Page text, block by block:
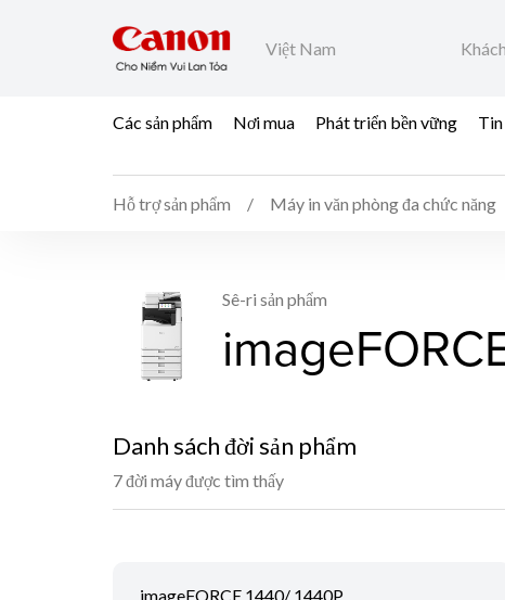
Việt Nam
Các sản phẩm Nơi mua Phát triển bền vững Tin
Hỗ trợ sản phẩm Máy in văn phòng đa chức năng
Sê-ri sản phẩm
Danh sách đời sản phẩm
7 đời máy được tìm thấy
imageFORCE 1440/ 1440P